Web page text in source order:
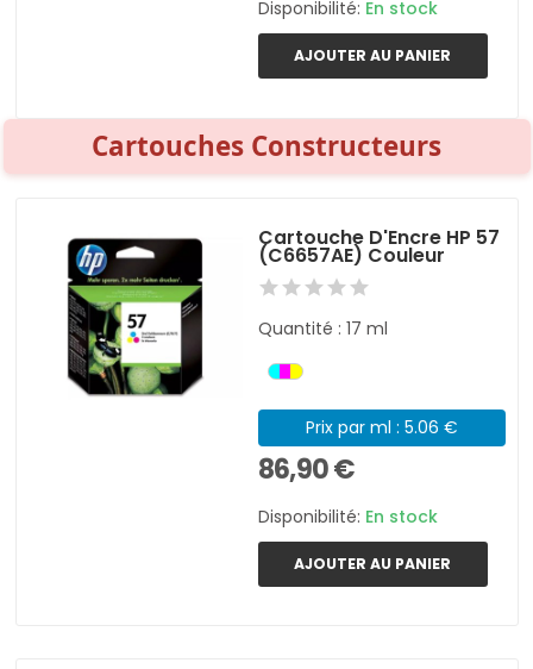
Disponibilité: En stock
AJOUTER AU PANIER
Cartouches Constructeurs
Cartouche D'Encre HP 57
(C6657AE) Couleur
Quantité : 17 ml
Prix par ml : 5.06 €
86,90 €
Disponibilité: En stock
AJOUTER AU PANIER